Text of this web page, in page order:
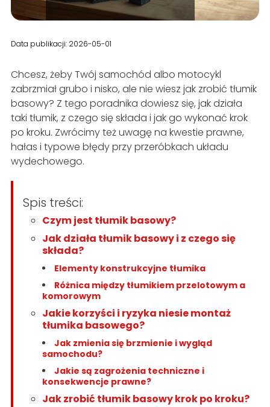
Data publikacji: 2026-05-01
Chcesz, żeby Twój samochód albo motocykl
zabrzmiał grubo i nisko, ale nie wiesz jak zrobić tłumik
basowy? Z tego poradnika dowiesz się, jak działa
taki tłumik, z czego się składa i jak go wykonać krok
po kroku. Zwrócimy też uwagę na kwestie prawne,
hałas i typowe błędy przy przeróbkach układu
wydechowego.
Spis treści:
Czym jest tłumik basowy?
Jak działa tłumik basowy i z czego się
składa?
Elementy konstrukcyjne tłumika
Różnica między tłumikiem przelotowym a
komorowym
Jakie korzyści i ryzyka niesie montaż
tłumika basowego?
Jak zmienia się brzmienie i wygląd
samochodu?
Jakie są zagrożenia techniczne i
konsekwencje prawne?
Jak zrobić tłumik basowy krok po kroku?